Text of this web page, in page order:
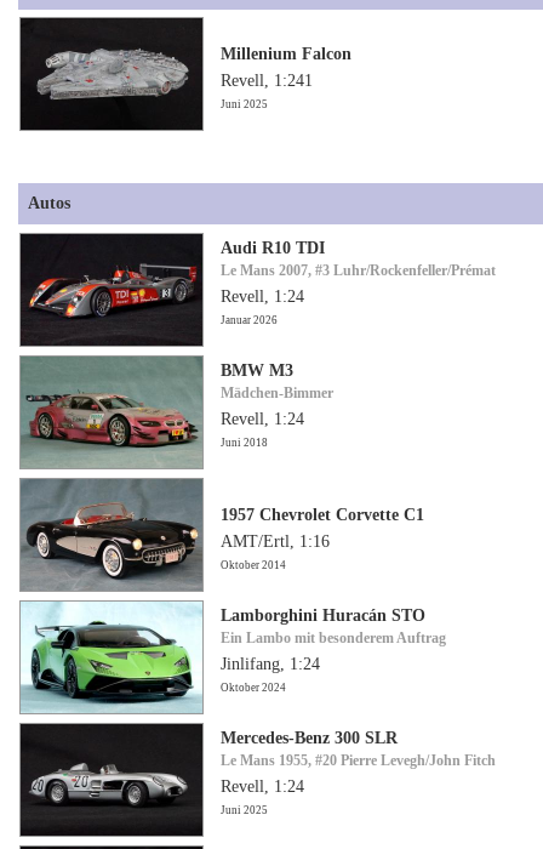
Millenium Falcon
Revell, 1:241
Juni 2025
Autos
Audi R10 TDI
Le Mans 2007, #3 Luhr/Rockenfeller/Prémat
Revell, 1:24
Januar 2026
BMW M3
Mädchen-Bimmer
Revell, 1:24
Juni 2018
1957 Chevrolet Corvette C1
AMT/Ertl, 1:16
Oktober 2014
Lamborghini Huracán STO
Ein Lambo mit besonderem Auftrag
Jinlifang, 1:24
Oktober 2024
Mercedes-Benz 300 SLR
Le Mans 1955, #20 Pierre Levegh/John Fitch
Revell, 1:24
Juni 2025